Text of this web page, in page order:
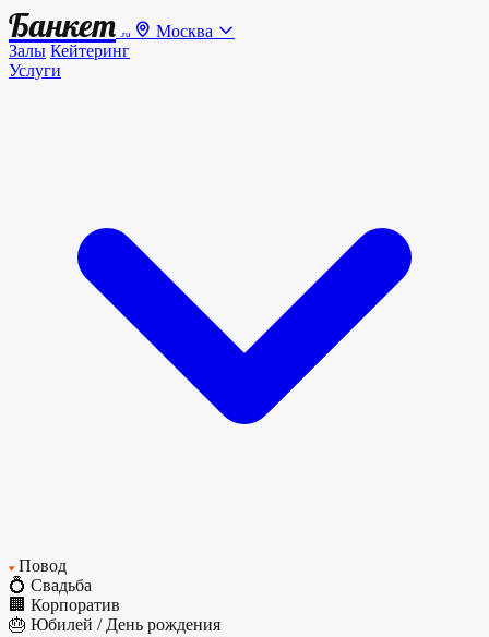
Банкет .ru
Москва
Залы Кейтеринг
Услуги
♥ Повод
💍 Свадьба
🏢 Корпоратив
🎂 Юбилей / День рождения